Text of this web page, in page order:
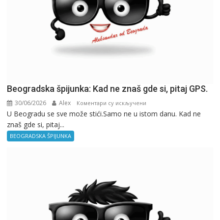
Beogradska špijunka: Kad ne znaš gde si, pitaj GPS.
30/06/2026 Alex Коментари су искључени
Beogradska
U Beogradu se sve može stići.Samo ne u istom danu. Kad ne
znaš gde si, pitaj...
BEOGRADSKA ŠPIJUNKA